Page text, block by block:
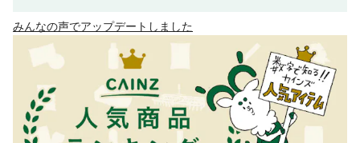
みんなの声でアップデートしました